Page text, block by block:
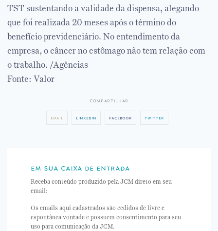
TST sustentando a validade da dispensa, alegando
que foi realizada 20 meses após o término do
benefício previdenciário. No entendimento da
empresa, o câncer no estômago não tem relação com
o trabalho. /Agências
Fonte: Valor
compartilhar
email linkedin facebook twitter
em sua caixa de entrada
Receba conteúdo produzido pela JCM direto em seu
email:
Os emails aqui cadastrados são cedidos de livre e
espontânea vontade e possuem consentimento para seu
uso para comunicação da JCM.